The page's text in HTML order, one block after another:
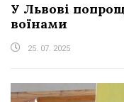
У Львові
воїнами
25. 07. 2025